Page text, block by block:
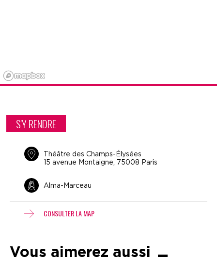
S'Y RENDRE
Théâtre des Champs-Élysées
15 avenue Montaigne, 75008 Paris
Alma-Marceau
CONSULTER LA MAP
Vous aimerez aussi